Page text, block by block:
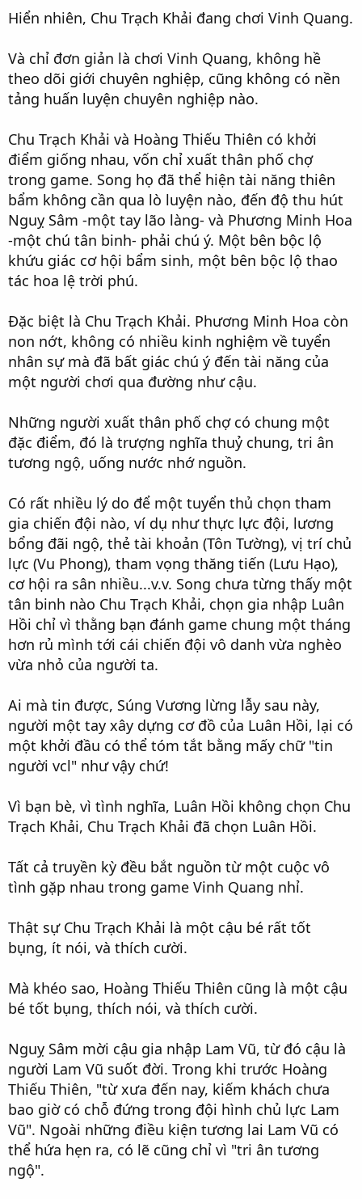
Hiển nhiên, Chu Trạch Khải đang chơi Vinh Quang.
Và chỉ đơn giản là chơi Vinh Quang, không hề
theo dõi giới chuyên nghiệp, cũng không có nền
tảng huấn luyện chuyên nghiệp nào.
Chu Trạch Khải và Hoàng Thiếu Thiên có khởi
điểm giống nhau, vốn chỉ xuất thân phố chợ
trong game. Song họ đã thể hiện tài năng thiên
bẩm không cần qua lò luyện nào, đến độ thu hút
Nguỵ Sâm -một tay lão làng- và Phương Minh Hoa
-một chú tân binh- phải chú ý. Một bên bộc lộ
khứu giác cơ hội bẩm sinh, một bên bộc lộ thao
tác hoa lệ trời phú.
Đặc biệt là Chu Trạch Khải. Phương Minh Hoa còn
non nớt, không có nhiều kinh nghiệm về tuyển
nhân sự mà đã bất giác chú ý đến tài năng của
một người chơi qua đường như cậu.
Những người xuất thân phố chợ có chung một
đặc điểm, đó là trượng nghĩa thuỷ chung, tri ân
tương ngộ, uống nước nhớ nguồn.
Có rất nhiều lý do để một tuyển thủ chọn tham
gia chiến đội nào, ví dụ như thực lực đội, lương
bổng đãi ngộ, thẻ tài khoản (Tôn Tường), vị trí chủ
lực (Vu Phong), tham vọng thăng tiến (Lưu Hạo),
cơ hội ra sân nhiều...v.v. Song chưa từng thấy một
tân binh nào Chu Trạch Khải, chọn gia nhập Luân
Hồi chỉ vì thằng bạn đánh game chung một tháng
hơn rủ mình tới cái chiến đội vô danh vừa nghèo
vừa nhỏ của người ta.
Ai mà tin được, Súng Vương lừng lẫy sau này,
người một tay xây dựng cơ đồ của Luân Hồi, lại có
một khởi đầu có thể tóm tắt bằng mấy chữ "tin
người vcl" như vậy chứ!
Vì bạn bè, vì tình nghĩa, Luân Hồi không chọn Chu
Trạch Khải, Chu Trạch Khải đã chọn Luân Hồi.
Tất cả truyền kỳ đều bắt nguồn từ một cuộc vô
tình gặp nhau trong game Vinh Quang nhỉ.
Thật sự Chu Trạch Khải là một cậu bé rất tốt
bụng, ít nói, và thích cười.
Mà khéo sao, Hoàng Thiếu Thiên cũng là một cậu
bé tốt bụng, thích nói, và thích cười.
Nguỵ Sâm mời cậu gia nhập Lam Vũ, từ đó cậu là
người Lam Vũ suốt đời. Trong khi trước Hoàng
Thiếu Thiên, "từ xưa đến nay, kiếm khách chưa
bao giờ có chỗ đứng trong đội hình chủ lực Lam
Vũ". Ngoài những điều kiện tương lai Lam Vũ có
thể hứa hẹn ra, có lẽ cũng chỉ vì "tri ân tương
ngộ".